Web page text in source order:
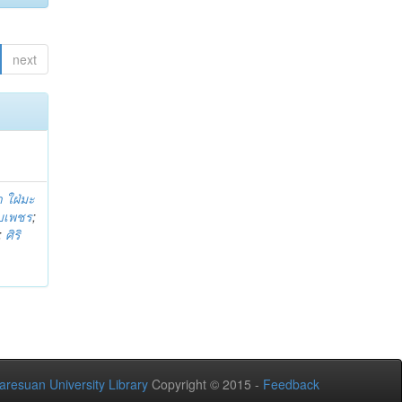
next
ใฝ่มะ
พชร;
ศิริ
University Library Copyright © 2015 - Feedback